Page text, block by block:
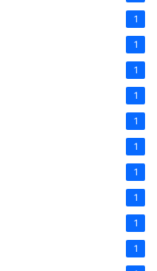
1
1
1
1
1
1
1
1
1
1